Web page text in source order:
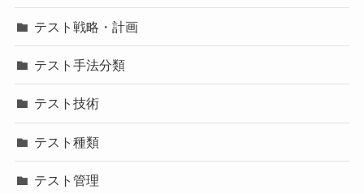
テスト戦略・計画
テスト手法分類
テスト技術
テスト種類
テスト管理